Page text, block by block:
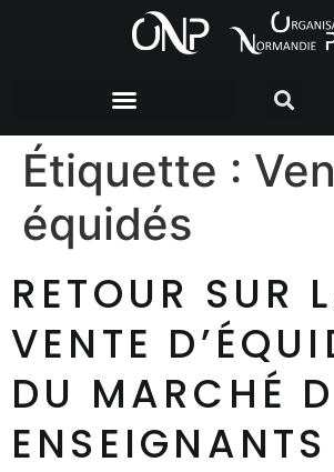
Étiquette :
équidés
RETOUR SUR
VENTE
DU MARCHÉ